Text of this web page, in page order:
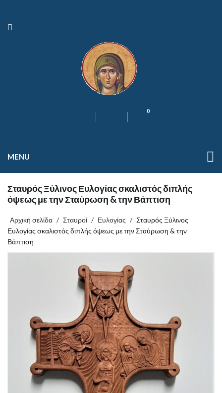
0
MENU
Σταυρός Ξύλινος Ευλογίας σκαλιστός διπλής
όψεως με την Σταύρωση & την Βάπτιση
Αρχική σελίδα / Σταυροί / Ευλογίας / Σταυρός Ξύλινος
Ευλογίας σκαλιστός διπλής όψεως με την Σταύρωση & την
Βάπτιση